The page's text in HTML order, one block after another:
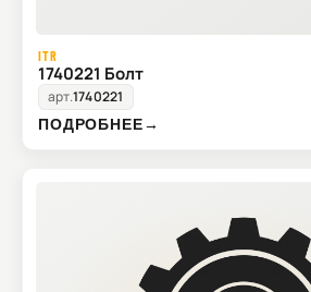
ITR
1740221 Болт
арт.1740221
ПОДРОБНЕЕ→